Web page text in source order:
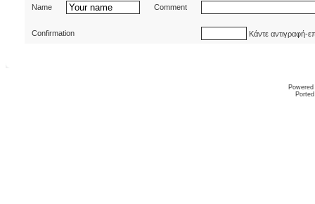
Name Comment
Confirmation Κάντε αντιγραφή-